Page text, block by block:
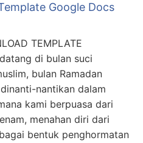
Google Docs
TEMPLATE
di bulan suci
bulan Ramadan
nantikan dalam
kami berpuasa dari
menahan diri dari
bentuk penghormatan